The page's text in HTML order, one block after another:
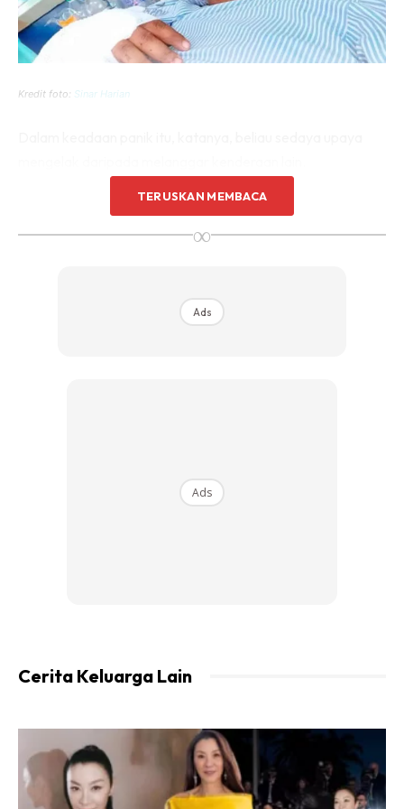
Kredit foto: Sinar Harian
“Saya sempat elak beberapa buah kenderaan termasuk
sebuah lori. Yang terakhir saya potong ialah sebuah kereta
laju, padahal saya cuba elak pelanggaran,” katanya sambil
Mohd Amirul yang sudah membawa bas sejak 2016 turut
TERUSKAN MEMBACA
∞
Ads
Ads
Cerita Keluarga Lain